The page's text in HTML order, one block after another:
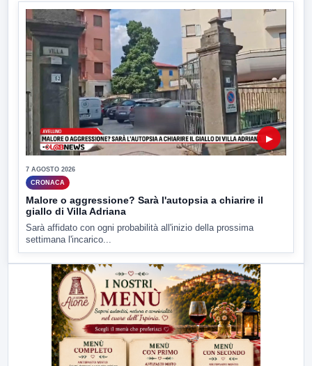
▶
7 AGOSTO 2026
CRONACA
Malore o aggressione? Sarà l'autopsia a chiarire il
giallo di Villa Adriana
Sarà affidato con ogni probabilità all'inizio della prossima
settimana l'incarico...